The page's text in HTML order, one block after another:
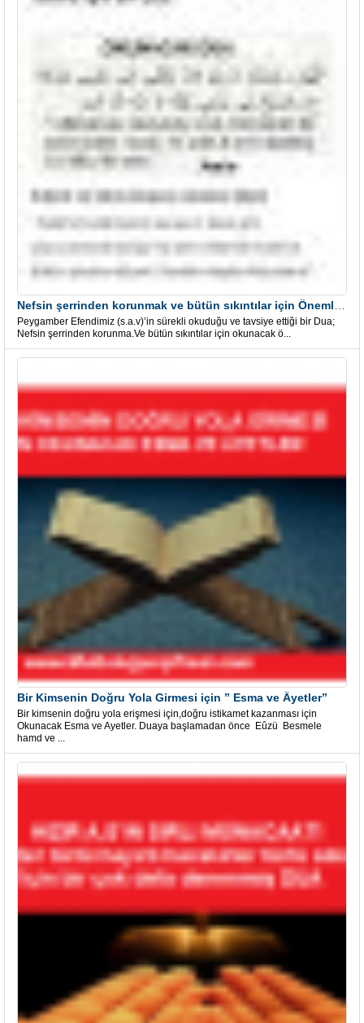
Peygamber Efendimiz (s.a.v)’in sürekli okuduğu ve tavsiye ettiği bir Dua;
Nefsin şerrinden korunma.Ve bütün sıkıntılar için okunacak ö...
Bir Kimsenin Doğru Yola Girmesi için ” Esma ve Âyetler”
Bir kimsenin doğru yola erişmesi için,doğru istikamet kazanması için
Okunacak Esma ve Ayetler. Duaya başlamadan önce Eûzü Besmele
hamd ve ...